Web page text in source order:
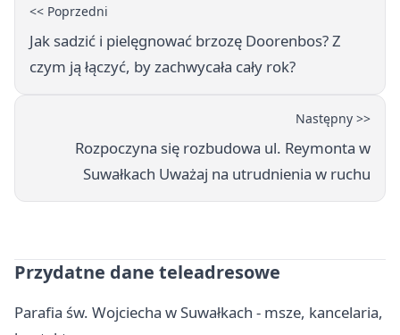
<< Poprzedni
Jak sadzić i pielęgnować brzozę Doorenbos? Z
czym ją łączyć, by zachwycała cały rok?
Następny >>
Rozpoczyna się rozbudowa ul. Reymonta w
Suwałkach Uważaj na utrudnienia w ruchu
Przydatne dane teleadresowe
Parafia św. Wojciecha w Suwałkach - msze, kancelaria,